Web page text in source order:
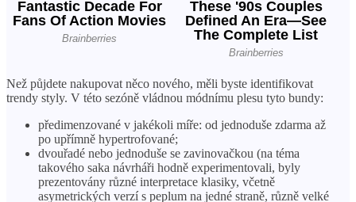
Než půjdete nakupovat něco nového, měli byste identifikovat
trendy styly. V této sezóně vládnou módnímu plesu tyto bundy:
předimenzované v jakékoli míře: od jednoduše zdarma až
po upřímně hypertrofované;
dvouřadé nebo jednoduše se zavinovačkou (na téma
takového saka návrháři hodně experimentovali, byly
prezentovány různé interpretace klasiky, včetně
asymetrických verzí s peplum na jedné straně, různě velké